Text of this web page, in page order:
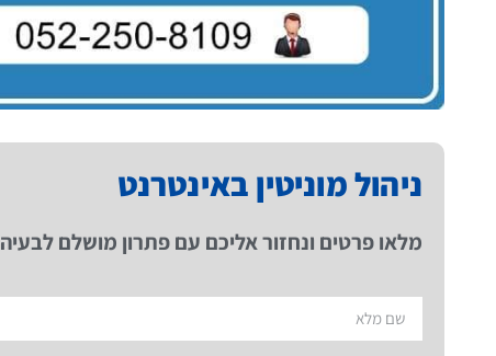
ניהול מוניטין באינטרנט
מלאו פרטים ונחזור אליכם עם פתרון מושלם לבעיה